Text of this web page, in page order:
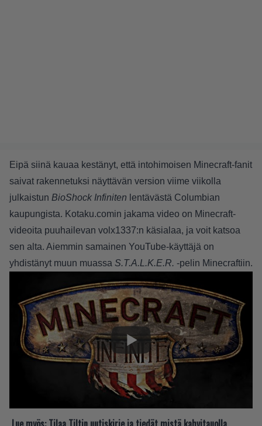
Eipä siinä kauaa kestänyt, että intohimoisen Minecraft-fanit
saivat rakennetuksi näyttävän version viime viikolla
julkaistun BioShock Infiniten lentävästä Columbian
kaupungista. Kotaku.comin jakama video on Minecraft-
videoita puuhailevan volx1337:n käsialaa, ja voit katsoa
sen alta. Aiemmin samainen YouTube-käyttäjä on
yhdistänyt muun muassa S.T.A.L.K.E.R. -pelin Minecraftiin.